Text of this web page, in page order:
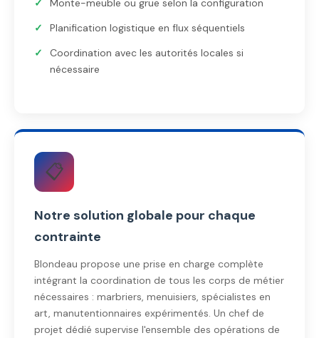
Planification logistique en flux séquentiels
Coordination avec les autorités locales si
nécessaire
📋
Notre solution globale pour chaque
contrainte
Blondeau propose une prise en charge complète
intégrant la coordination de tous les corps de métier
nécessaires : marbriers, menuisiers, spécialistes en
art, manutentionnaires expérimentés. Un chef de
projet dédié supervise l'ensemble des opérations de